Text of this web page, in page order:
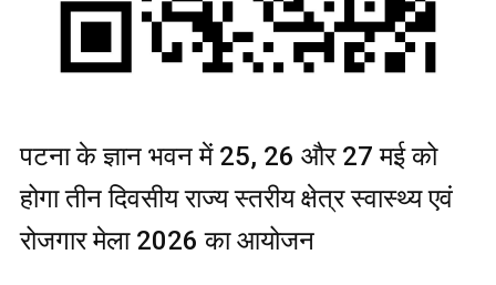
पटना के ज्ञान भवन में 25, 26 और 27 मई को
होगा तीन दिवसीय राज्य स्तरीय क्षेत्र स्वास्थ्य एवं
रोजगार मेला 2026 का आयोजन